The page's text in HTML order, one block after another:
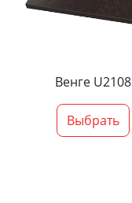
Венге U2108
Выбрать